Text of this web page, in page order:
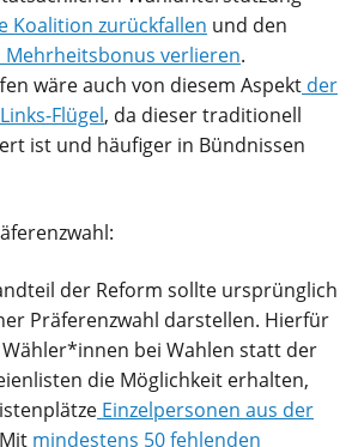
Koalition zurückfallen und den
verlieren.
wäre auch von diesem Aspekt der
Flügel, da dieser traditionell
ist und häufiger in Bündnissen
der Reform sollte ursprünglich
Präferenzwahl darstellen. Hierfür
bei Wahlen statt der
die Möglichkeit erhalten,
Einzelpersonen aus der
mindestens 50 fehlenden